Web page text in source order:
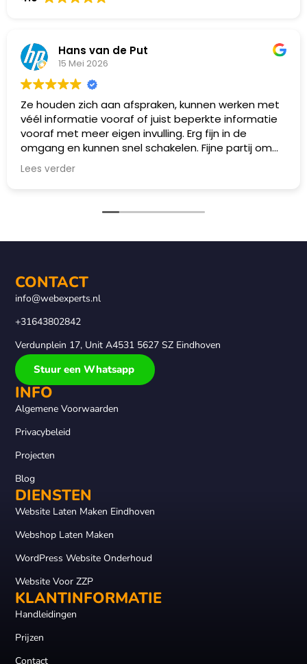
Hans van de Put
15 Mei 2026
Ze houden zich aan afspraken, kunnen werken met
véél informatie vooraf of juist beperkte informatie
vooraf met meer eigen invulling. Erg fijn in de
omgang en kunnen snel schakelen. Fijne partij om
mee samen te werken!
Lees verder
CONTACT
info@webexperts.nl
+31643802842
Verdunplein 17, Unit A4531 5627 SZ Eindhoven
Stuur een Whatsapp
INFO
Algemene Voorwaarden
Privacybeleid
Projecten
Blog
DIENSTEN
Website Laten Maken Eindhoven
Webshop Laten Maken
WordPress Website Onderhoud
Website Voor ZZP
KLANTINFORMATIE
Handleidingen
Prijzen
Contact